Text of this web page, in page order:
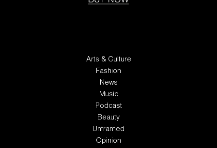
Arts & Culture
Fashion
News
Music
Podcast
Beauty
Unframed
Opinion